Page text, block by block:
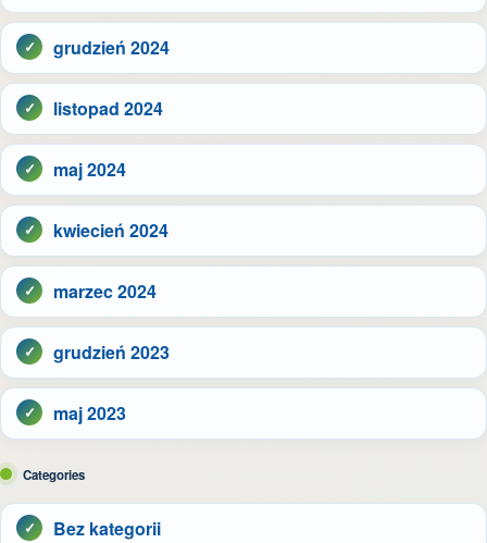
grudzień 2024
listopad 2024
maj 2024
kwiecień 2024
marzec 2024
grudzień 2023
maj 2023
Categories
Bez kategorii